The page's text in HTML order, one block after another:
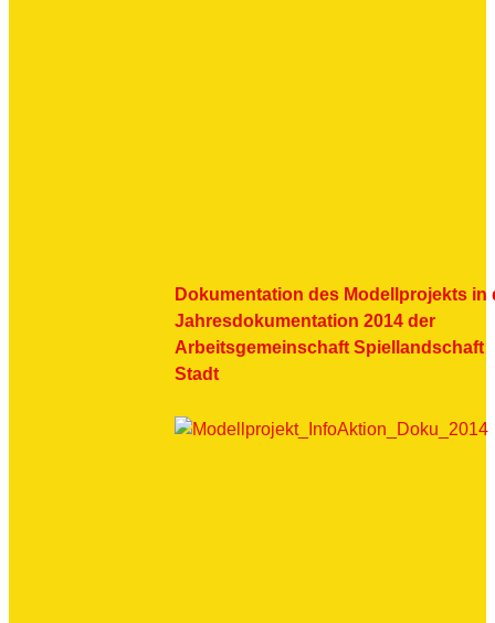
Dokumentation des Modellprojekts in
Jahresdokumentation 2014 der
Arbeitsgemeinschaft Spiellandschaft
Stadt